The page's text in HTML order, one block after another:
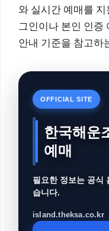
와 실시간 예매를
그인이나 본인 인증
안내 기준을 참고하
OFFICIAL SITE
한국해운
예매
필요한 정보는 공식
습니다.
island.theksa.co.kr